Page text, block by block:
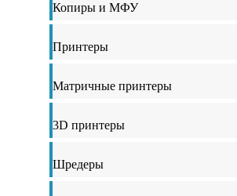
Копиры и МФУ
Принтеры
Матричные принтеры
3D принтеры
Шредеры